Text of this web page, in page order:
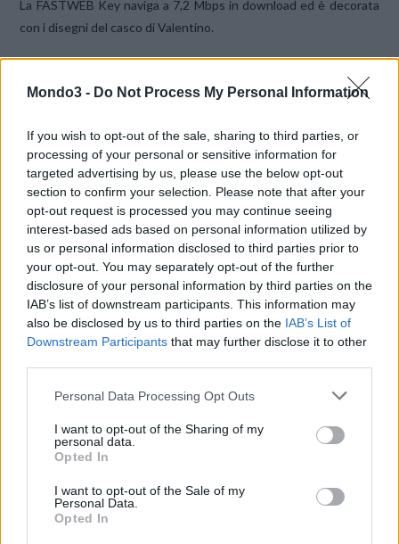
Mondo3 - Do Not Process My Personal Information
If you wish to opt-out of the sale, sharing to third parties, or
processing of your personal or sensitive information for
targeted advertising by us, please use the below opt-out
section to confirm your selection. Please note that after your
opt-out request is processed you may continue seeing
interest-based ads based on personal information utilized by
us or personal information disclosed to third parties prior to
your opt-out. You may separately opt-out of the further
disclosure of your personal information by third parties on the
IAB’s list of downstream participants. This information may
also be disclosed by us to third parties on the IAB’s List of
Downstream Participants that may further disclose it to other
Personal Data Processing Opt Outs
I want to opt-out of the Sharing of my
personal data.
Opted In
I want to opt-out of the Sale of my
Personal Data.
Opted In
La FASTWEB Key naviga a 7,2 Mbps in download ed è decorata
con i disegni del casco di Valentino.
da chi
sottoscrive un piano FASTWEB Mobile: è in arrivo il nuovo
con HTC Sense.
CONDIVIDI QUESTO ARTICOLO:
E-mail LinkedIn Facebook
X Mastodon Telegram
WhatsApp Stampa Altro